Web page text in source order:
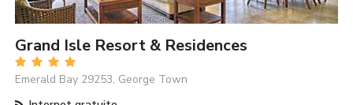
Grand Isle Resort & Residences
Emerald Bay 29253, George Town